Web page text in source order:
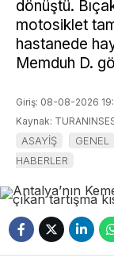
dönüştü.
motosiklet
hastanede
Memduh D.
Giriş: 08-08-2026
Kaynak:
ASAYİŞ GENEL
HABERLER